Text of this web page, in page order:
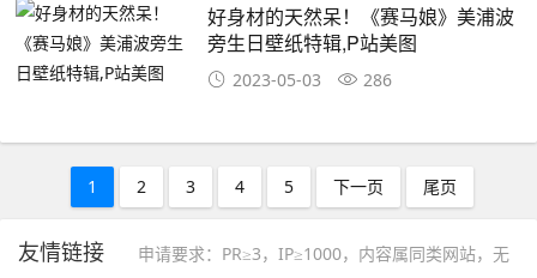
好身材的天然呆！《赛马娘》美浦波
旁生日壁纸特辑,P站美图
2023-05-03 286
1 2 3 4 5 下一页 尾页
友情链接
申请要求：PR≥3，IP≥1000，内容属同类网站，无